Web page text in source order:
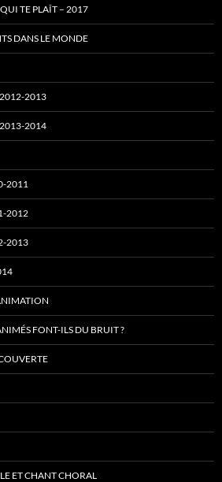
TE PLAÎT – 2017
DANS LE MONDE
2012-2013
2013-2014
2011
2012
2013
FONT-ILS DU BRUIT ?
ET CHANT CHORAL